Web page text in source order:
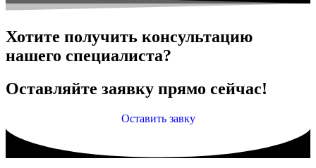
Хотите получить консультацию
нашего специалиста?
Оставляйте заявку прямо сейчас!
Оставить завку